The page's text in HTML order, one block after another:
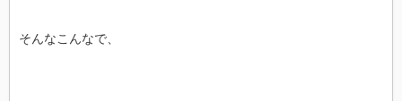
そんなこんなで、